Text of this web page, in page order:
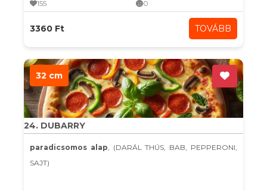
155 0
3360 Ft TOVÁBB
32 cm
24. DUBARRY
paradicsomos alap, (DARÁL THÚS, BAB, PEPPERONI,
SAJT)